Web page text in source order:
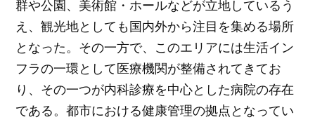
群や公園、美術館・ホールなどが立地しているう
え、観光地としても国内外から注目を集める場所
となった。その一方で、このエリアには生活イン
フラの一環として医療機関が整備されてきてお
り、その一つが内科診療を中心とした病院の存在
である。都市における健康管理の拠点となってい